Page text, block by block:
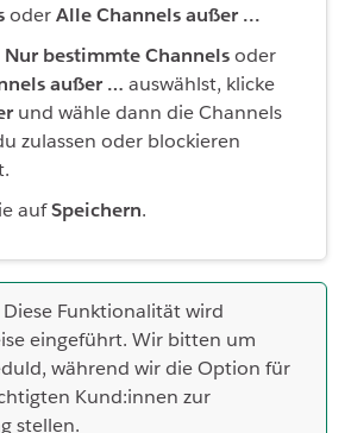
oderAlle Channels außer ...
Nur bestimmte Channelsoder
außer … auswählst, klicke
und wähle dann die Channels
zulassen oder blockieren
aufSpeichern.
Diese Funktionalität wird
eingeführt. Wir bitten um
während wir die Option für
Kund:innen zur
stellen.